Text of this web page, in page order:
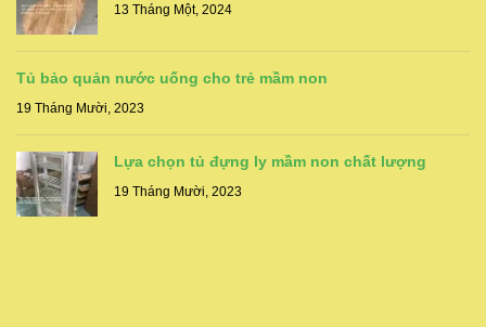
13 Tháng Một, 2024
Tủ bảo quản nước uống cho trẻ mầm non
19 Tháng Mười, 2023
Lựa chọn tủ đựng ly mầm non chất lượng
19 Tháng Mười, 2023